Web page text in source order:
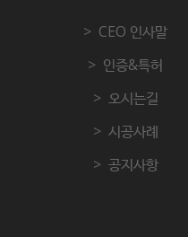
CEO 인사말
인증&특허
오시는길
시공사례
공지사항